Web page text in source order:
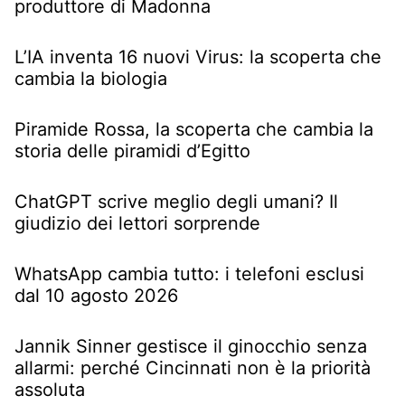
produttore di Madonna
L’IA inventa 16 nuovi Virus: la scoperta che
cambia la biologia
Piramide Rossa, la scoperta che cambia la
storia delle piramidi d’Egitto
ChatGPT scrive meglio degli umani? Il
giudizio dei lettori sorprende
WhatsApp cambia tutto: i telefoni esclusi
dal 10 agosto 2026
Jannik Sinner gestisce il ginocchio senza
allarmi: perché Cincinnati non è la priorità
assoluta